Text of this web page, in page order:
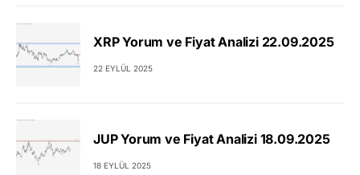
XRP Yorum ve Fiyat Analizi 22.09.2025
22 EYLÜL 2025
JUP Yorum ve Fiyat Analizi 18.09.2025
18 EYLÜL 2025